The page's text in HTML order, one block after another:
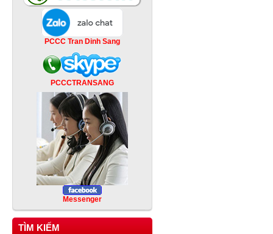
PCCC Tran Dinh Sang
PCCCTRANSANG
Messenger
TÌM KIẾM